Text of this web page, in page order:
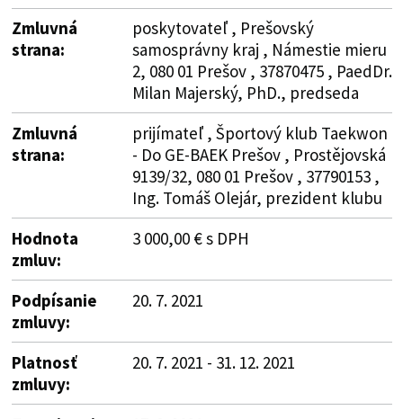
Zmluvná
strana:
poskytovateľ , Prešovský
samosprávny kraj , Námestie mieru
2, 080 01 Prešov , 37870475 , PaedDr.
Milan Majerský, PhD., predseda
Zmluvná
strana:
prijímateľ , Športový klub Taekwon
- Do GE-BAEK Prešov , Prostějovská
9139/32, 080 01 Prešov , 37790153 ,
Ing. Tomáš Olejár, prezident klubu
Hodnota
zmluv:
3 000,00 € s DPH
Podpísanie
zmluvy:
20. 7. 2021
Platnosť
zmluvy:
20. 7. 2021 - 31. 12. 2021